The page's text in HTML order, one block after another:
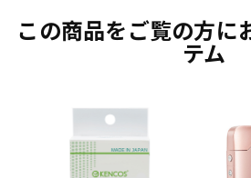
この商品をご覧の方に
テム